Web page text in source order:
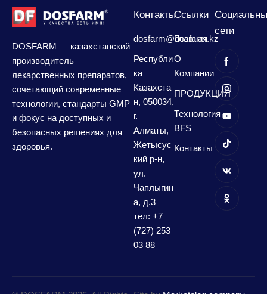
DOSFARM — казахстанский
производитель
лекарственных препаратов,
сочетающий современные
технологии, стандарты GMP
и фокус на доступных и
безопасных решениях для
здоровья.
Контакты
dosfarm@dosfarm.kz
Республи
ка
Казахста
н, 050034,
г.
Алматы,
Жетысус
кий р-н,
ул.
Чаплыгин
а, д.3
тел: +7
(727) 253
03 88
Сcылки
Главная
О
Компании
ПРОДУКЦИЯ
Технология
BFS
Контакты
сети